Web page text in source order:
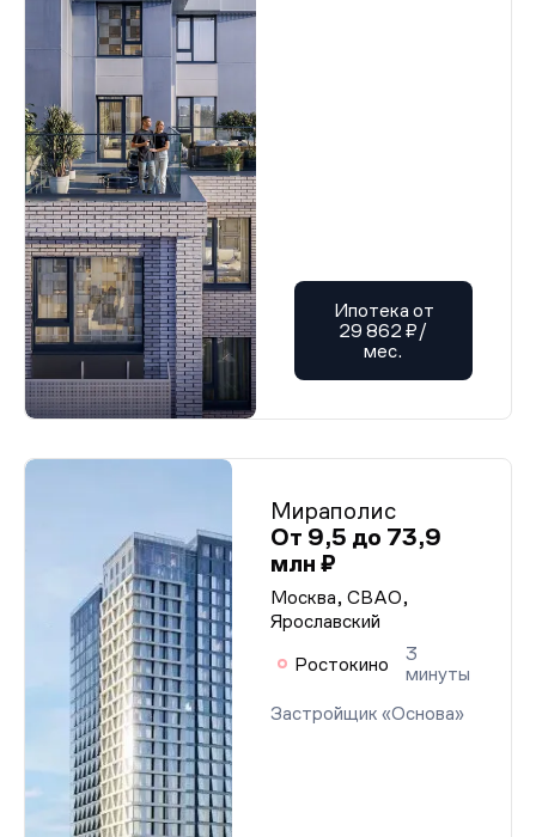
Ипотека от
29 862 ₽/
мес.
Мираполис
От 9,5 до 73,9
млн ₽
Москва, СВАО,
Ярославский
Ростокино
3
минуты
Застройщик «Основа»